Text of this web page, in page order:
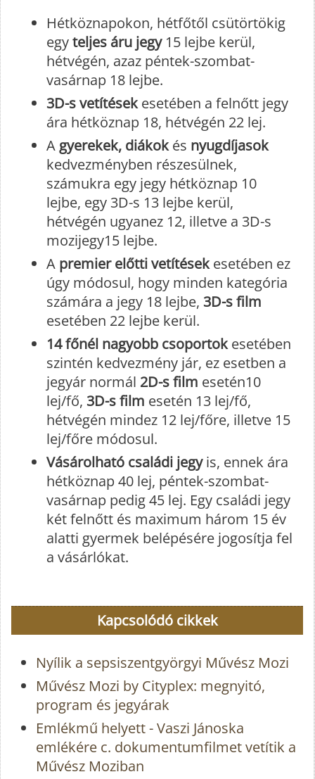
Hétköznapokon, hétfőtől csütörtökig
egyteljes áru jegy15 lejbe kerül,
hétvégén, azaz péntek-szombat-
vasárnap 18 lejbe.
3D-s vetítésekesetében a felnőtt jegy
ára hétköznap 18, hétvégén 22 lej.
Agyerekek, diákokés nyugdíjasok
kedvezményben részesülnek,
számukra egy jegy hétköznap 10
lejbe, egy 3D-s 13 lejbe kerül,
hétvégén ugyanez 12, illetve a 3D-s
mozijegy15 lejbe.
A premier előtti vetítésekesetében ez
úgy módosul, hogy minden kategória
számára a jegy 18 lejbe, 3D-s film
esetében 22 lejbe kerül.
14 főnél nagyobb csoportokesetében
szintén kedvezmény jár, ez esetben a
jegyár normál 2D-s film esetén10
lej/fő, 3D-s film esetén 13 lej/fő,
hétvégén mindez 12 lej/főre, illetve 15
lej/főre módosul.
Vásárolható családi jegyis, ennek ára
hétköznap 40 lej, péntek-szombat-
vasárnap pedig 45 lej. Egy családi jegy
két felnőtt és maximum három 15 év
alatti gyermek belépésére jogosítja fel
a vásárlókat.
Kapcsolódó cikkek
Nyílik a sepsiszentgyörgyi Művész Mozi
Művész Mozi by Cityplex: megnyitó,
program és jegyárak
Emlékmű helyett - Vaszi Jánoska
emlékére c. dokumentumfilmet vetítik a
Művész Moziban